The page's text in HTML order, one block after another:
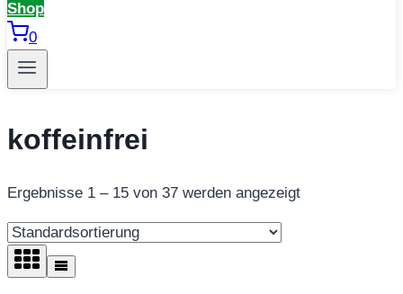
Shop
0
koffeinfrei
Ergebnisse 1 – 15 von 37 werden angezeigt